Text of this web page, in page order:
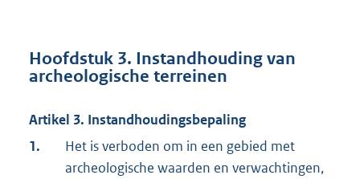
Hoofdstuk 3. Instandhouding van
archeologische terreinen
Artikel 3. Instandhoudingsbepaling
1.
Het is verboden om in een gebied met
archeologische waarden en verwachtingen,